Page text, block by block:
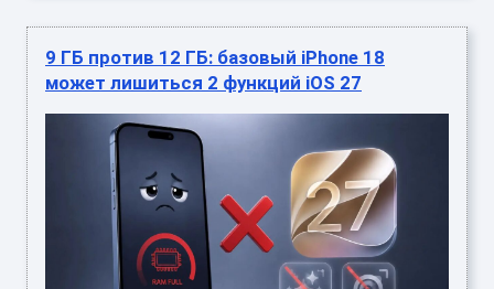
9 ГБ против 12 ГБ: базовый iPhone 18
может лишиться 2 функций iOS 27